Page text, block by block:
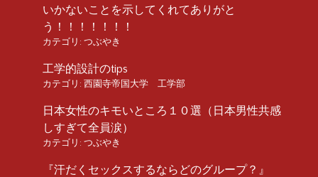
いかないことを示してくれてありがと
う！！！！！！！
カテゴリ: つぶやき
工学的設計のtips
カテゴリ: 西園寺帝国大学 工学部
日本女性のキモいところ１０選（日本男性共感
しすぎて全員涙）
カテゴリ: つぶやき
『汗だくセックスするならどのグループ？』